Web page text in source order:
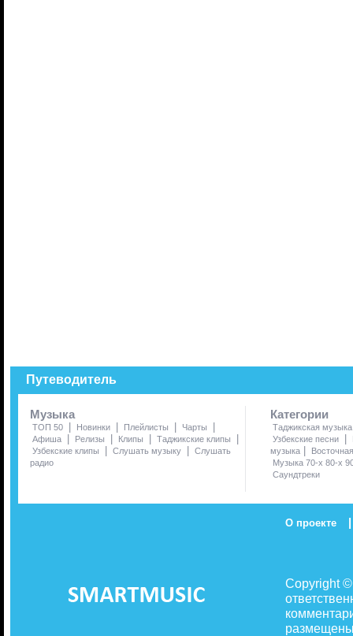
Путеводитель
Музыка
ТОП 50 | Новинки | Плейлисты | Чарты |
Афиша | Релизы | Клипы | Таджикские клипы |
Узбекские клипы | Слушать музыку | Слушать
радио
Категории
Таджикская музыка
Узбекские песни
|
музыка |
Музыка 70-х 80-х
Саундтреки
О проекте |
Copyright
размещены